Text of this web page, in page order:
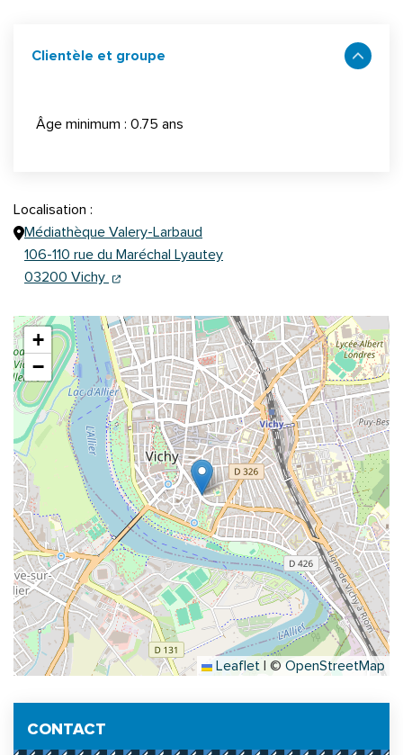
Clientèle et groupe
Âge minimum : 0.75 ans
Localisation :
Médiathèque Valery-Larbaud
106-110 rue du Maréchal Lyautey
03200 Vichy (ouverture dans un nouvel onglet)
(ouverture dans un nouvel onglet)
+
−
Leaflet | © OpenStreetMap
CONTACT